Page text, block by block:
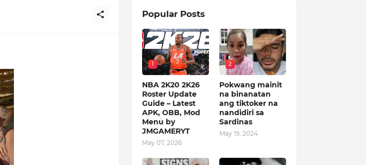
Popular Posts
1
NBA 2K20 2K26
Roster Update
Guide – Latest
APK, OBB, Mod
Menu by
JMGAMERYT
May 07, 2026
2
Pokwang mainit
na binanatan
ang tiktoker na
nandidiri sa
Sardinas
May 19, 2024